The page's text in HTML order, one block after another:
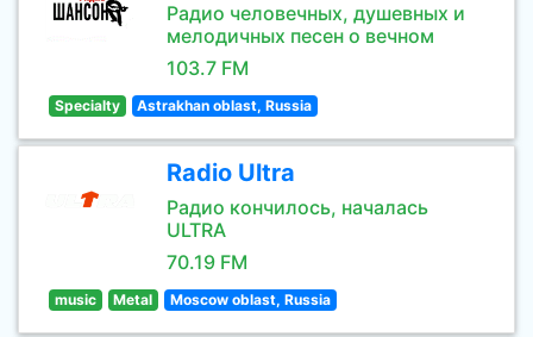
Радио человечных, душевных и
мелодичных песен о вечном
103.7 FM
Specialty Astrakhan oblast, Russia
Radio Ultra
Радио кончилось, началась
ULTRA
70.19 FM
music Metal Moscow oblast, Russia